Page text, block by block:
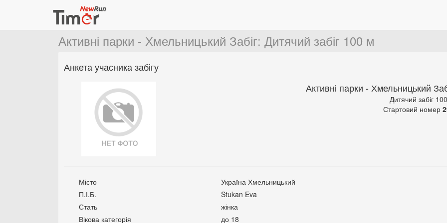
Активні парки - Хмельницький Забіг: Дитячий забіг 100 м
Анкета учасника забігу
Активні парки - Хмельницький
Дитячий забіг
Стартовий номер
Місто
Україна Хмельницький
П.І.Б.
Stukan Eva
Стать
жінка
Вікова категорія
до 18